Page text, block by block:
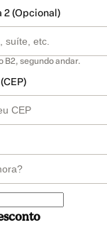
2 (Opcional)
B2, segundo andar.